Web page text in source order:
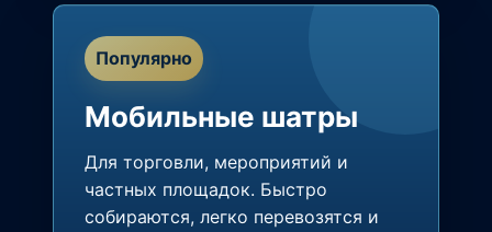
Популярно
Мобильные шатры
Для торговли, мероприятий и
частных площадок. Быстро
собираются, легко перевозятся и